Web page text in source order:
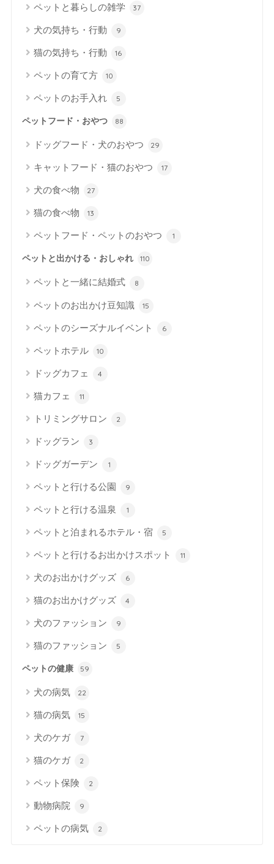
ペットと暮らしの雑学 37
犬の気持ち・行動 9
猫の気持ち・行動 16
ペットの育て方 10
ペットのお手入れ 5
ペットフード・おやつ 88
ドッグフード・犬のおやつ 29
キャットフード・猫のおやつ 17
犬の食べ物 27
猫の食べ物 13
ペットフード・ペットのおやつ 1
ペットと出かける・おしゃれ 110
ペットと一緒に結婚式 8
ペットのお出かけ豆知識 15
ペットのシーズナルイベント 6
ペットホテル 10
ドッグカフェ 4
猫カフェ 11
トリミングサロン 2
ドッグラン 3
ドッグガーデン 1
ペットと行ける公園 9
ペットと行ける温泉 1
ペットと泊まれるホテル・宿 5
ペットと行けるお出かけスポット 11
犬のお出かけグッズ 6
猫のお出かけグッズ 4
犬のファッション 9
猫のファッション 5
ペットの健康 59
犬の病気 22
猫の病気 15
犬のケガ 7
猫のケガ 2
ペット保険 2
動物病院 9
ペットの病気 2